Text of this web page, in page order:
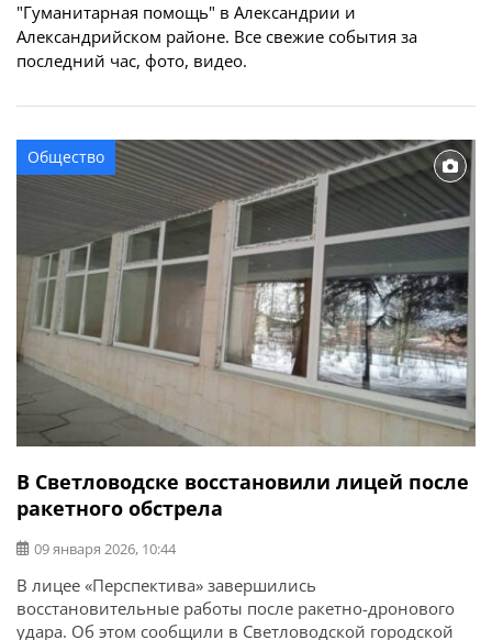
"Гуманитарная помощь" в Александрии и
Александрийском районе. Все свежие события за
последний час, фото, видео.
Общество
В Светловодске восстановили лицей после
ракетного обстрела
09 января 2026, 10:44
В лицее «Перспектива» завершились
восстановительные работы после ракетно-дронового
удара. Об этом сообщили в Светловодской городской